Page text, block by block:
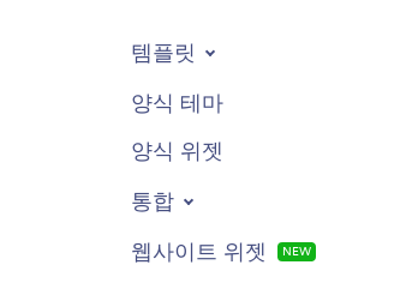
템플릿
양식 테마
양식 위젯
통합
웹사이트 위젯
NEW